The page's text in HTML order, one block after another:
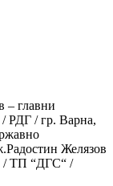
– главни
/ РДГ / гр. Варна,
Желязов
/ ТП “ДГС“ /